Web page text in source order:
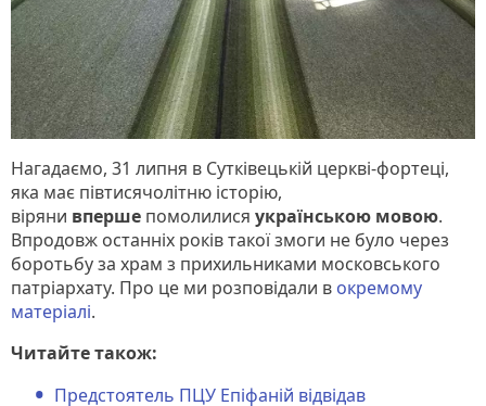
Нагадаємо, 31 липня в Сутківецькій церкві-фортеці,
яка має півтисячолітню історію,
віряни вперше помолилися українською мовою.
Впродовж останніх років такої змоги не було через
боротьбу за храм з прихильниками московського
патріархату. Про це ми розповідали в окремому
матеріалі.
Читайте також:
Предстоятель ПЦУ Епіфаній відвідав